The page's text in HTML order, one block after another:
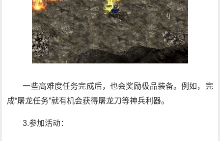
一些高难度任务完成后，也会奖励极品装备。例如，完
成“屠龙任务”就有机会获得屠龙刀等神兵利器。
3.参加活动：